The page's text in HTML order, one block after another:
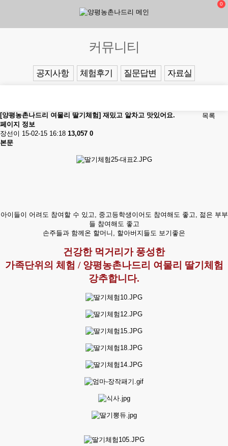
0
커뮤니티
공지사항 체험후기 질문답변 자료실
목록
[양평농촌나드리 여물리 딸기체험] 재밌고 알차고 맛있어요.
페이지 정보
장선이 15-02-15 16:18 13,057 0
본문
아이들이 어려도 참여할 수 있고, 중고등학생이어도 참여해도 좋고, 젊은 부부
들 참여해도 좋고
손주들과 함께온 할머니, 할아버지들도 보기좋은
건강한 먹거리가 풍성한
가족단위의 체험 / 양평농촌나드리 여물리 딸기체험
강추합니다.